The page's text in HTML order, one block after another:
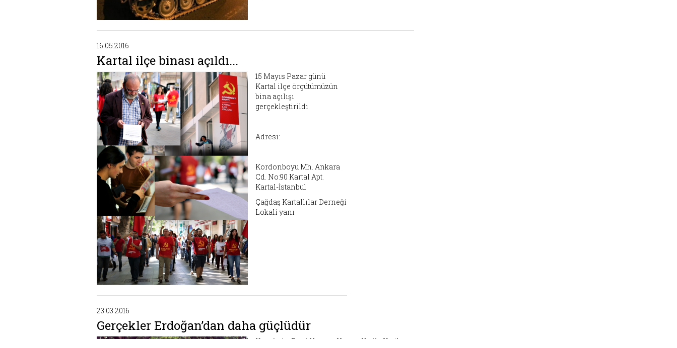
16.05.2016
Kartal ilçe binası açıldı...
15 Mayıs Pazar günü
Kartal ilçe örgütümüzün
bina açılışı
gerçekleştirildi.
Adresi:
Kordonboyu Mh. Ankara
Cd. No:90 Kartal Apt.
Kartal-İstanbul
Çağdaş Kartallılar Derneği
Lokali yanı
23.03.2016
Gerçekler Erdoğan’dan daha güçlüdür
Komünist Parti Hırsıza Hırsız, Katile Katil